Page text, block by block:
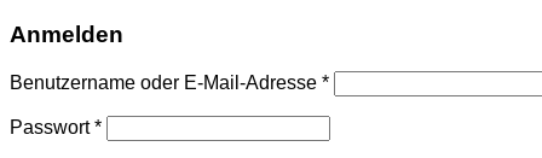
Anmelden
Benutzername oder E-Mail-Adresse *
Passwort*